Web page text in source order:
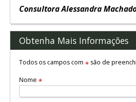
Consultora Alessandra
Obtenha Mais Informações
Todos os campos com *são de
Nome *